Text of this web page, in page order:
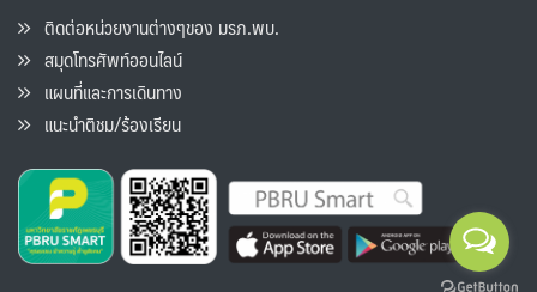
ติดต่อหน่วยงานต่างๆของ มรภ.พบ.
สมุดโทรศัพท์ออนไลน์
แผนที่และการเดินทาง
แนะนำติชม/ร้องเรียน